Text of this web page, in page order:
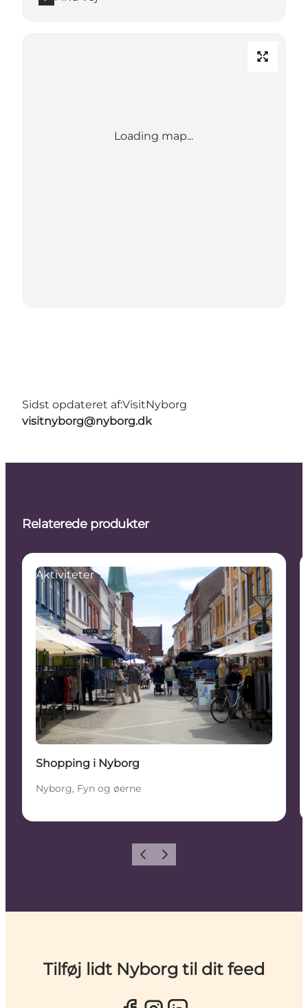
Loading map...
Sidst opdateret af:VisitNyborg
visitnyborg@nyborg.dk
Relaterede produkter
Aktiviteter
Shopping i Nyborg
Nyborg, Fyn og øerne
ForrigeNæste
Tilføj lidt Nyborg til dit feed